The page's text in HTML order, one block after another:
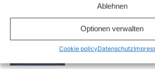
Ablehnen
Optionen verwalten
Cookie policyDatenschutz
16. Juli 2026
Nach Schüssen auf
Eilantrag gegen